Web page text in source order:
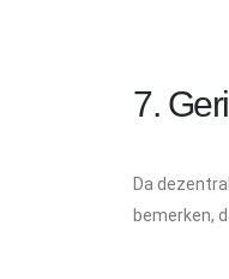
7.
Da
bemerken,